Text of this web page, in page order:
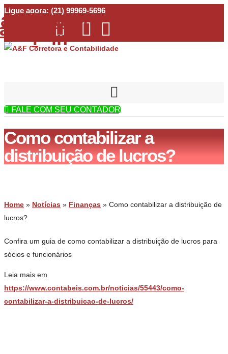
Ir
para
o
conteúdo
Ligue agora: (21) 99969-5696
f
Linkedin-
in
FALE COM SEU CONTADOR
Como contabilizar a
distribuição de lucros?
Home » Notícias » Finanças » Como contabilizar a distribuição de
lucros?
Confira um guia de como contabilizar a distribuição de lucros para
sócios e funcionários
Leia mais em
https://www.contabeis.com.br/noticias/55443/como-
contabilizar-a-distribuicao-de-lucros/